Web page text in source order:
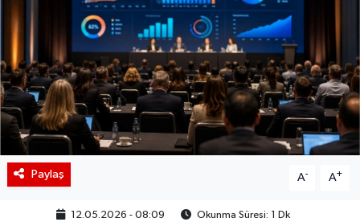
Paylaş A- A+
12.05.2026 - 08:09 Okunma Süresi: 1 Dk
Ekonomik Takvim
Kiripto Para Piyasası
Gizlilik Sözleşmesi
Hakkımızda
İletişim